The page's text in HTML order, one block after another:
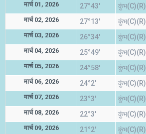
मार्च 01, 2026 27°43' कुंभ(C)(R)
मार्च 02, 2026 27°13' कुंभ(C)(R)
मार्च 03, 2026 26°34' कुंभ(C)(R)
मार्च 04, 2026 25°49' कुंभ(C)(R)
मार्च 05, 2026 24°58' कुंभ(C)(R)
मार्च 06, 2026 24°2' कुंभ(C)(R)
मार्च 07, 2026 23°3' कुंभ(C)(R)
मार्च 08, 2026 22°3' कुंभ(C)(R)
मार्च 09, 2026 21°2' कुंभ(C)(R)